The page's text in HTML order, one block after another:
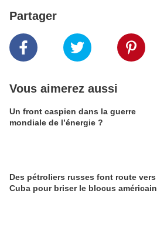
Partager
Vous aimerez aussi
Un front caspien dans la guerre
mondiale de l’énergie ?
Des pétroliers russes font route vers
Cuba pour briser le blocus américain